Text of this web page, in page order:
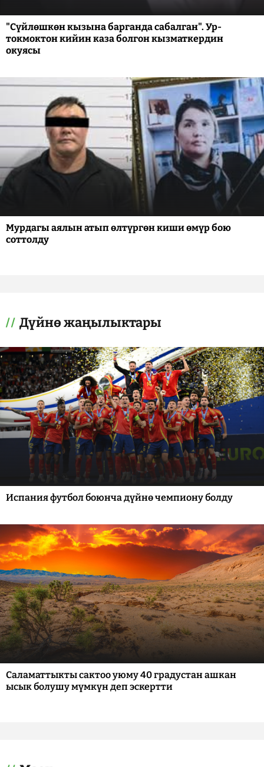
"Сүйлөшкөн кызына барганда сабалган". Ур-
токмоктон кийин каза болгон кызматкердин
окуясы
Мурдагы аялын атып өлтүргөн киши өмүр бою
соттолду
Дүйнө жаңылыктары
Испания футбол боюнча дүйнө чемпиону болду
Саламаттыкты сактоо уюму 40 градустан ашкан
ысык болушу мүмкүн деп эскертти